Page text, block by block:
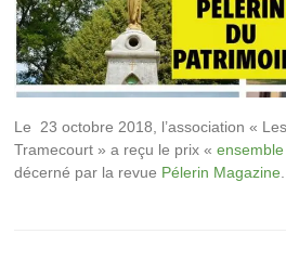
Le 23 octobre 2018, l’association «
Tramecourt » a reçu le prix «
décerné par la revue Pélerin Magazine